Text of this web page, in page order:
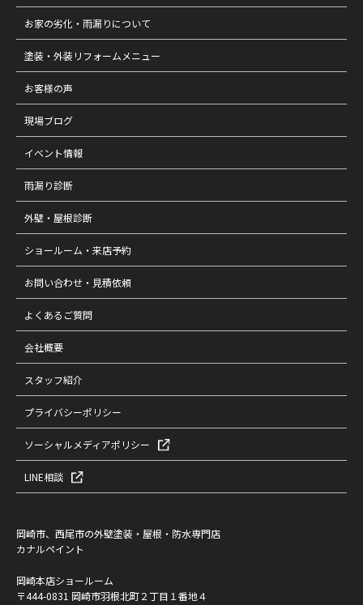
お家の劣化・雨漏りについて
塗装・外装リフォームメニュー
お客様の声
現場ブログ
イベント情報
雨漏り診断
外壁・屋根診断
ショールーム・来店予約
お問い合わせ・見積依頼
よくあるご質問
会社概要
スタッフ紹介
プライバシーポリシー
ソーシャルメディアポリシー
LINE相談
岡崎市、西尾市の外壁塗装・屋根・防水専門店
カナルペイント
岡崎本店ショールーム
〒444-0831 岡崎市羽根北町２丁目１番地４